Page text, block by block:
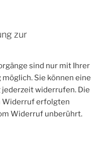
zur
sind nur mit Ihrer
Sie können eine
widerrufen. Die
Widerruf erfolgten
Widerruf unberührt.